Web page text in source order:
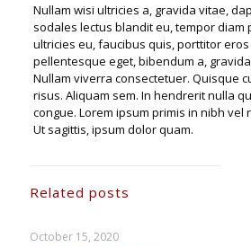
Nullam wisi ultricies a, gravida vitae,
sodales lectus blandit eu, tempor diam
ultricies eu, faucibus quis, porttitor
pellentesque eget, bibendum a,
Nullam viverra consectetuer. Quisque
risus. Aliquam sem. In hendrerit nulla
congue. Lorem ipsum primis in nibh vel
Ut sagittis, ipsum dolor quam.
Related posts
October 15, 2020